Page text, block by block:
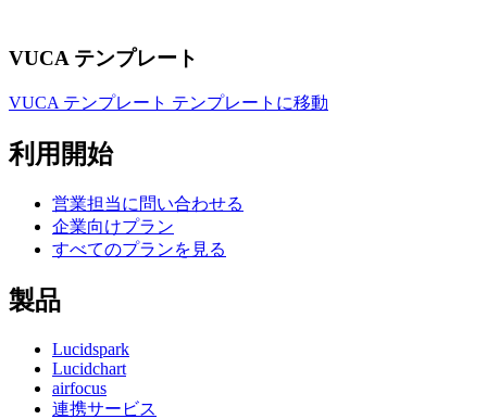
VUCA テンプレート
VUCA テンプレート テンプレートに移動
利用開始
営業担当に問い合わせる
企業向けプラン
すべてのプランを見る
製品
Lucidspark
Lucidchart
airfocus
連携サービス